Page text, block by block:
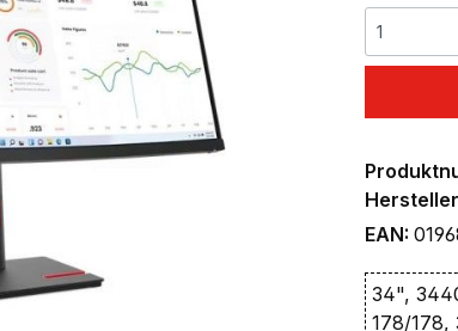
EAN:
34",
178/178,